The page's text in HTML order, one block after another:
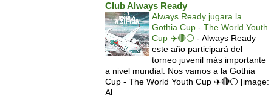
Club Always Ready
Always Ready jugara la
Gothia Cup - The World Youth
Cup ✈️🔴⚪️ - Always Ready
este año participará del
torneo juvenil más importante
a nivel mundial. Nos vamos a la Gothia
Cup - The World Youth Cup ✈️🔴⚪️ [image:
Al...